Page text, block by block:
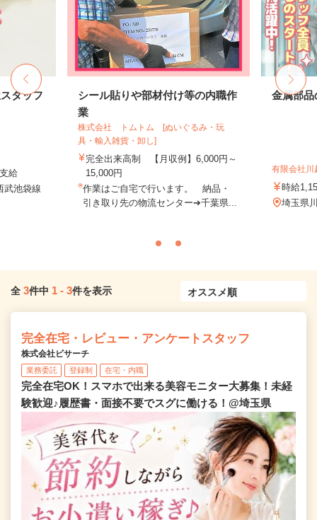
タッフ
給
武池袋線
シール貼りや部材付け等の内職作
業
株式会社 トムトム [ぬいぐるみ・玩
具・輸入雑貨・卸し]
完全出来高制 【月収例】6,000円～
15,000円
作業はご自宅で行います。 納品・
引き取り先の物流センター➔千葉県...
金属部品
有限会社川
時給
埼玉県
全 3件中 1 - 3件を表示
完全在宅・レビュー・アンケートスタッフ
株式会社ビサーチ
業務委託 登録制 在宅・内職
完全在宅OK！スマホで出来る美容モニター大募集！未経
験歓迎♪履歴書・面接不要でスグに働ける！@埼玉県